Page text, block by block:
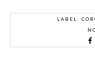
LABEL: